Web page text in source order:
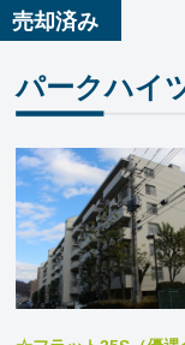
売却済み
パークハイ